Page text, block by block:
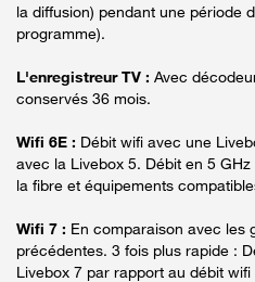
la diffusion) pendant une période
programme).
L'enregistreur TV : Avec
conservés 36 mois.
Wifi 6E : Débit wifi avec une
avec la Livebox 5. Débit en 5
la fibre et équipements
Wifi 7 : En comparaison avec les
précédentes. 3 fois plus rapide :
Livebox 7 par rapport au débit